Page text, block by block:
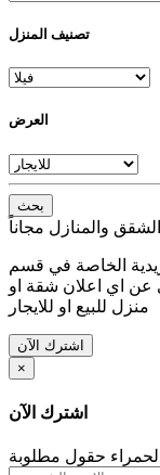
تصنيف المنزل
العرض
بحث
الخاصة في قسم
عن اي اعلان شقة او
منزل للبيع او للايجار
اشترك الآن
×
اشترك الآن
حقول مطلوبة